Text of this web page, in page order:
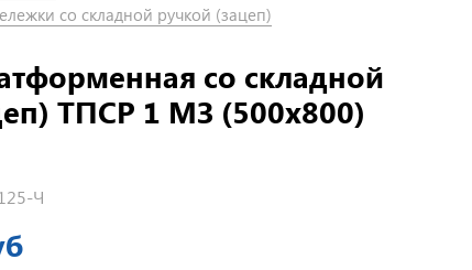
со складной ручкой (зацеп)
со складной
ТПСР 1 МЗ (500х800)
Ч